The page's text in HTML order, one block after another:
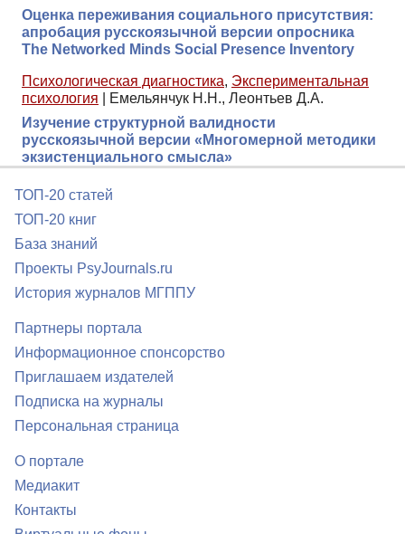
Оценка переживания социального присутствия:
апробация русскоязычной версии опросника
The Networked Minds Social Presence Inventory
Психологическая диагностика, Экспериментальная
психология
Емельянчук Н.Н., Леонтьев Д.А.
Изучение структурной валидности
русскоязычной версии «Многомерной методики
экзистенциального смысла»
ТОП-20 статей
ТОП-20 книг
База знаний
Проекты PsyJournals.ru
История журналов МГППУ
Партнеры портала
Информационное спонсорство
Приглашаем издателей
Подписка на журналы
Персональная страница
О портале
Медиакит
Контакты